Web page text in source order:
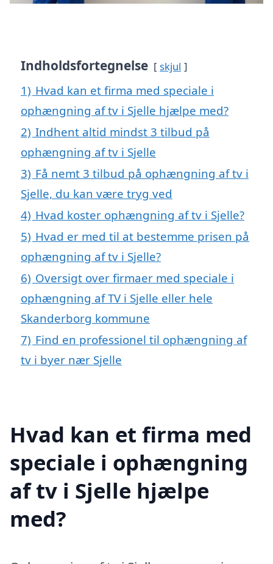
Indholdsfortegnelse skjul
1) Hvad kan et firma med speciale i
ophængning af tv i Sjelle hjælpe med?
2) Indhent altid mindst 3 tilbud på
ophængning af tv i Sjelle
3) Få nemt 3 tilbud på ophængning af tv i
Sjelle, du kan være tryg ved
4) Hvad koster ophængning af tv i Sjelle?
5) Hvad er med til at bestemme prisen på
ophængning af tv i Sjelle?
6) Oversigt over firmaer med speciale i
ophængning af TV i Sjelle eller hele
Skanderborg kommune
7) Find en professionel til ophængning af
tv i byer nær Sjelle
Hvad kan et firma med
speciale i ophængning
af tv i Sjelle hjælpe
med?